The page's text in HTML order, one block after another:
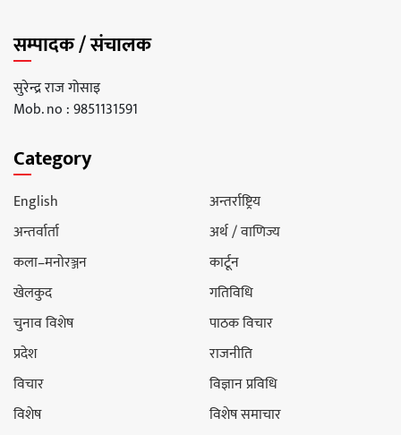
सम्पादक / संचालक
सुरेन्द्र राज गोसाइ
Mob. no : 9851131591
Category
English
अन्तर्राष्ट्रिय
अन्तर्वार्ता
अर्थ / वाणिज्य
कला–मनोरञ्जन
कार्टून
खेलकुद
गतिविधि
चुनाव विशेष
पाठक विचार
प्रदेश
राजनीति
विचार
विज्ञान प्रविधि
विशेष
विशेष समाचार